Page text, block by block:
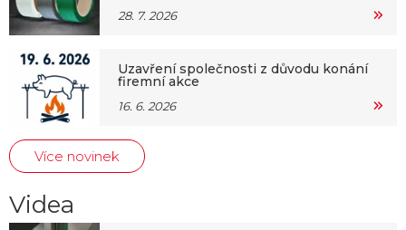
28. 7. 2026
Uzavření společnosti z důvodu konání
firemní akce
16. 6. 2026
Více novinek
Videa